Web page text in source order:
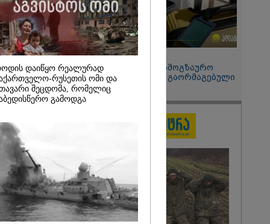
- დონალდ
15:49 / 06-08-2026
შეიძინე ალდაგის სამოგზაურო
დაზღვევა და მიიღე გაორმაგებული
ინტერნეტი
დაიწყო რეალურად
რუსეთის ომი და
შეცდომა, რომელიც
გამოდგა